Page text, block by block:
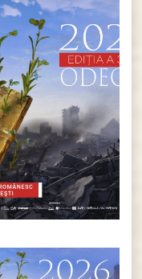
2026 – un
așa cum
trăim